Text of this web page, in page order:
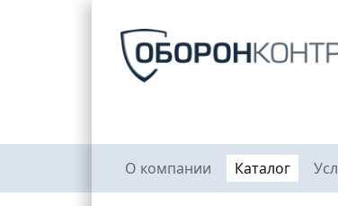
Главное меню
О компании Каталог